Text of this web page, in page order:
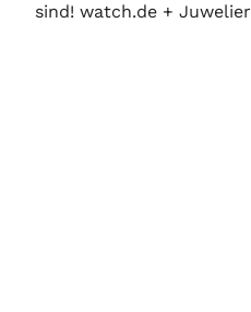
sind! watch.de +